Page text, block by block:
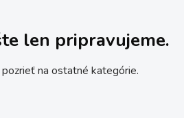
len pripravujeme.
na ostatné kategórie.